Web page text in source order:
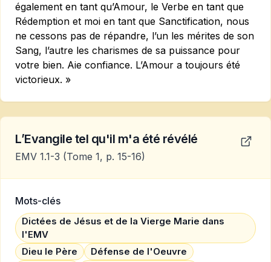
également en tant qu’Amour, le Verbe en tant que
Rédemption et moi en tant que Sanctification, nous
ne cessons pas de répandre, l’un les mérites de son
Sang, l’autre les charismes de sa puissance pour
votre bien. Aie confiance. L’Amour a toujours été
victorieux. »
L’Evangile tel qu'il m'a été révélé
EMV 1.1-3 (Tome 1, p. 15-16)
Mots-clés
Dictées de Jésus et de la Vierge Marie dans
l'EMV
Dieu le Père
Défense de l'Oeuvre